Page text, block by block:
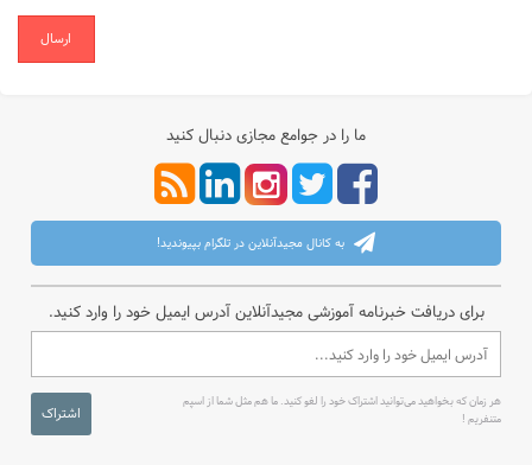
ارسال
ما را در جوامع مجازی دنبال کنید
به کانال مجیدآنلاین در تلگرام بپیوندید!
برای دریافت خبرنامه آموزشی مجیدآنلاین آدرس ایمیل خود را وارد کنید.
هر زمان که بخواهید می‌توانید اشتراک خود را لغو کنید. ما هم مثل شما از اسپم
متنفریم !
اشتراک